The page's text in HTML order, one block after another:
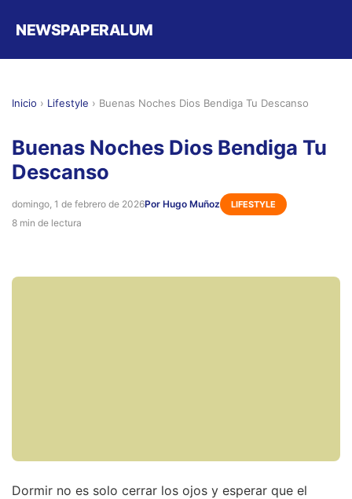
NEWSPAPERALUM
Inicio › Lifestyle › Buenas Noches Dios Bendiga Tu Descanso
Buenas Noches Dios Bendiga Tu
Descanso
domingo, 1 de febrero de 2026Por Hugo Muñoz LIFESTYLE
8 min de lectura
Dormir no es solo cerrar los ojos y esperar que el